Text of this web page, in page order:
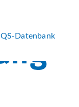
QS-Datenbank